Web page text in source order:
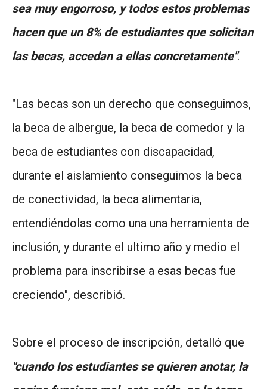
sea muy engorroso, y todos estos problemas
hacen que un 8% de estudiantes que solicitan
las becas, accedan a ellas concretamente".
"Las becas son un derecho que conseguimos,
la beca de albergue, la beca de comedor y la
beca de estudiantes con discapacidad,
durante el aislamiento conseguimos la beca
de conectividad, la beca alimentaria,
entendiéndolas como una una herramienta de
inclusión, y durante el ultimo año y medio el
problema para inscribirse a esas becas fue
creciendo", describió.
Sobre el proceso de inscripción, detalló que
"cuando los estudiantes se quieren anotar, la